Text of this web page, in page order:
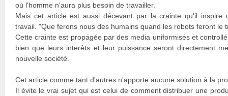
où l'homme n'aura plus besoin de travailler.
Mais cet article est aussi décevant par la crainte qu'il inspire
travail. "Que ferons nous des humains quand les robots feront le
Cette crainte est propagée par des media uniformisés et
bien que leurs interêts et leur puissance seront directement
nouvelle société.
Cet article comme tant d'autres n'apporte aucune solution à la
Il évite le vrai sujet qui est celui de comment distribuer une